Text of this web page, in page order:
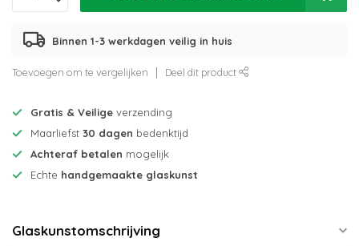
Binnen 1-3 werkdagen veilig in huis
Toevoegen om te vergelijken Deel dit product
Gratis & Veilige verzending
Maarliefst 30 dagen bedenktijd
Achteraf betalen mogelijk
Echte handgemaakte glaskunst
Glaskunstomschrijving